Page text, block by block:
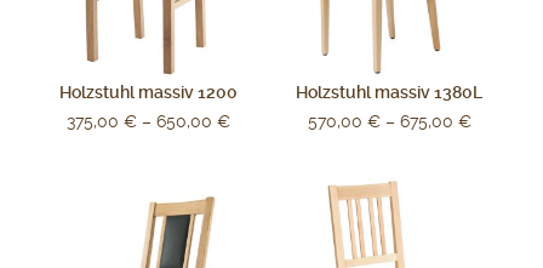
Holzstuhl massiv 1200
375,00€ –650,00€
Holzstuhl massiv 1380L
570,00 €– 675,00 €